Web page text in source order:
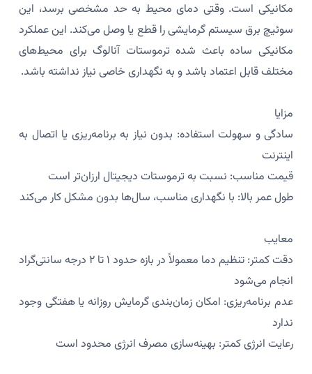
مکانیکی است. وقتی دمای محیط به حد مشخصی برسد، این
سوئیچ برق سیستم گرمایشی را قطع یا وصل می‌کند. این عملکرد
مکانیکی ساده باعث شده ترموستات آنالوگ برای محیط‌های
مختلف قابل اعتماد باشد و به نگهداری خاصی نیاز نداشته باشد.
مزایا
سادگی و سهولت استفاده: بدون نیاز به برنامه‌ریزی یا اتصال به
اینترنت
قیمت مناسب: نسبت به ترموستات دیجیتال ارزان‌تر است
طول عمر بالا: با نگهداری مناسب، سال‌ها بدون مشکل کار می‌کند
معایب
دقت کمتر: تنظیم دما معمولاً در بازه حدود ۱ تا ۲ درجه سانتی‌گراد
انجام می‌شود
عدم برنامه‌ریزی: امکان زمان‌بندی گرمایش روزانه یا هفتگی وجود
ندارد
رعایت انرژی کمتر: بهینه‌سازی مصرف انرژی محدود است